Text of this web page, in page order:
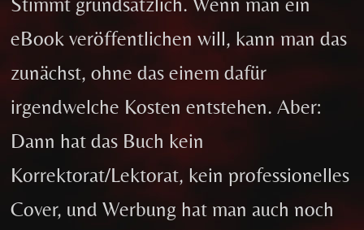
Stimmt grundsätzlich. Wenn man ein
eBook veröffentlichen will, kann man das
zunächst, ohne das einem dafür
irgendwelche Kosten entstehen. Aber:
Dann hat das Buch kein
Korrektorat/Lektorat, kein professionelles
Cover, und Werbung hat man auch noch